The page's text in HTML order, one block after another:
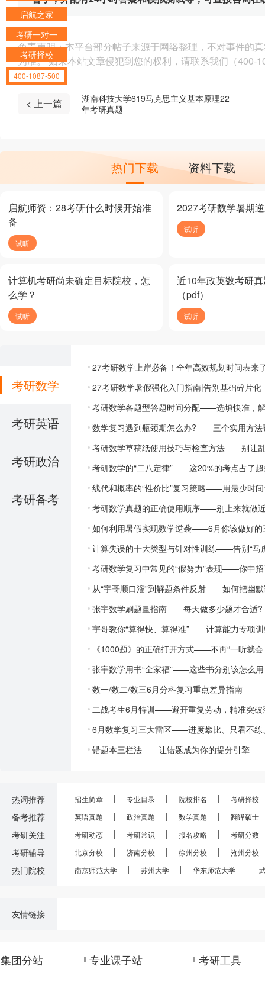
免责声明：本平台部分帖子来源于网络整理，不对事件的
为准。 如果本站文章侵犯到您的权利，请联系我们（400-
< 上一篇
湖南科技大学619马克思主义基本原理22
年考研真题
热门下载 资料下载
启航师资：28考研什么时候开始准
备
试听
2027考研数学暑期
试听
计算机考研尚未确定目标院校，怎
么学？
试听
近10年政英数考研
（pdf）
试听
考研数学
考研英语
考研政治
考研备考
27考研数学上岸必备！全年高效规划时间表来
27考研数学暑假强化入门指南|告别基础碎片化
考研数学各题型答题时间分配——选填快准，
数学复习遇到瓶颈期怎么办?——三个实用方法
考研数学草稿纸使用技巧与检查方法——别让
考研数学的“二八定律”——这20%的考点占了
线代和概率的“性价比”复习策略——用最少时
考研数学真题的正确使用顺序——别上来就做
如何利用暑假实现数学逆袭——6月你该做好的
计算失误的十大类型与针对性训练——告别“马
考研数学复习中常见的“假努力”表现——你中
从“宇哥顺口溜”到解题条件反射——如何把幽
张宇数学刷题量指南——每天做多少题才合适?
宇哥教你“算得快、算得准”——计算能力专项
《1000题》的正确打开方式——不再“一听就会
张宇数学用书“全家福”——这些书分别该怎么
数一/数二/数三6月分科复习重点差异指南
二战考生6月特训——避开重复劳动，精准突破
6月数学复习三大雷区——进度攀比、只看不练
错题本三栏法——让错题成为你的提分引擎
热词推荐
备考推荐
考研关注
考研辅导
热门院校
招生简章 专业目录 院校排名
考研择校
英语真题
政治真题 数学真题
翻译硕士
考研动态
考研常识 报名攻略
考研分数
北京分校
济南分校 徐州分校
沧州分校
南京师范大学
苏州大学 华东师范大学
友情链接
集团分站 专业课子站 考研工具
启航之家
考研一对一
考研择校
400-1087-500